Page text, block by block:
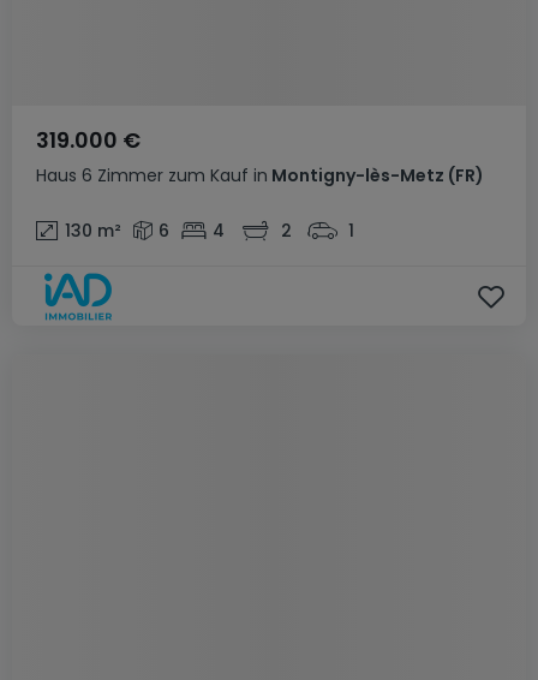
Haus 6 Zimmer zum Kauf in Montigny-lès-Metz (FR)
319.000 €
130 m² 6 4 2 1